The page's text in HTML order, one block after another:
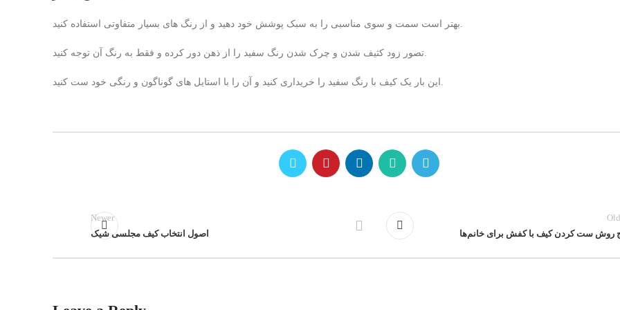
بهتر است سمت و سوی مناسبی را به سبک پوشش خود دهید و از رنگ‌ های بسیار متفاوتی استفاده کنید.
تصور زود کثیف شدن و چرک شدن رنگ سفید را از ذهن دور کرده و فقط به رنگ آن توجه کنید.
این بار یک کیف با رنگ سفید را خریداری کنید و آن را با استایل های گوناگون و رنگی خود ست کنید.
Newer
اصول انتخاب کیف مجلسی شیک
روش ست کردن کیف با کفش برای خانم‌ها